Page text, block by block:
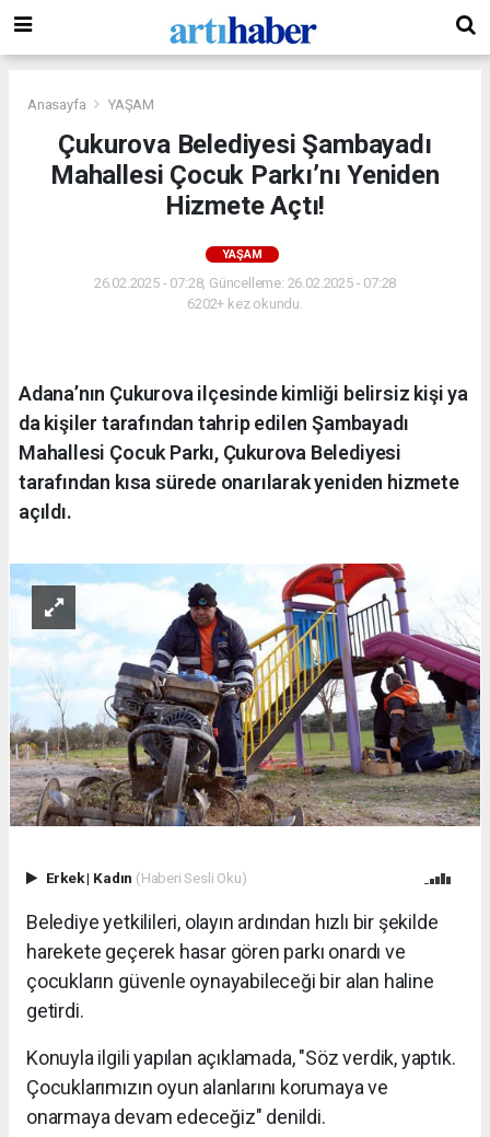
Anasayfa YAŞAM
Çukurova Belediyesi Şambayadı
Mahallesi Çocuk Parkı’nı Yeniden
Hizmete Açtı!
YAŞAM
26.02.2025 - 07:28, Güncelleme: 26.02.2025 - 07:28
6202+ kez okundu.
Adana’nın Çukurova ilçesinde kimliği belirsiz kişi ya
da kişiler tarafından tahrip edilen Şambayadı
Mahallesi Çocuk Parkı, Çukurova Belediyesi
tarafından kısa sürede onarılarak yeniden hizmete
açıldı.
Erkek| Kadın (Haberi Sesli Oku)
Belediye yetkilileri, olayın ardından hızlı bir şekilde
harekete geçerek hasar gören parkı onardı ve
çocukların güvenle oynayabileceği bir alan haline
getirdi.
Konuyla ilgili yapılan açıklamada, "Söz verdik, yaptık.
Çocuklarımızın oyun alanlarını korumaya ve
onarmaya devam edeceğiz" denildi.